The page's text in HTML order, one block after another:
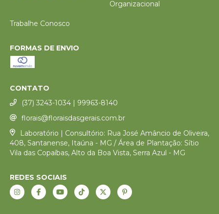
Organizacional
Trabalhe Conosco
FORMAS DE ENVIO
CONTATO
(37) 3243-1034 | 99963-8140
florais@floraisdasgerais.com.br
Laboratório | Consultório: Rua José Amâncio de Oliveira,
408, Santanense, Itaúna - MG / Área de Plantação: Sítio
Vila das Copaíbas, Alto da Boa Vista, Serra Azul - MG
REDES SOCIAIS